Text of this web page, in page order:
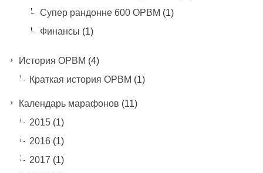
Супер рандонне 600 ОРВМ (1)
Финансы (1)
История ОРВМ (4)
Краткая история ОРВМ (1)
Календарь марафонов (11)
2015(1)
2016(1)
2017 (1)